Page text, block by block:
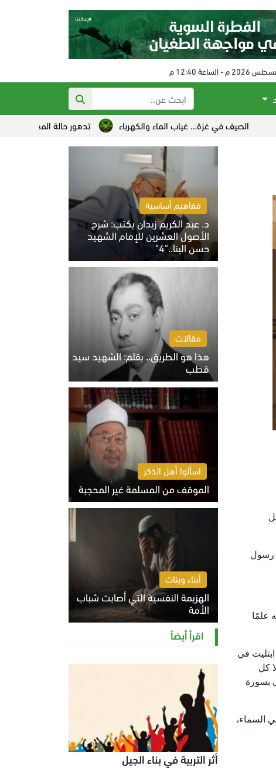
في غزة… غياب الماء والكهرباء
تدهور حالة المعتقل السياسي
رسول
علمًا
في
كل
بسورة
السماء،
مفاهيم أساسية
د. عبد الكريم زيدان يكتب: شرح
الأصول العشرين للإمام الشهيد
حسن البنا.."4"
الخميس 6 أغسطس 2026 10:27 ص
مقالات
هذا هو الطريق.. بقلم: الشهيد سيد
قطب
الخميس 6 أغسطس 2026 10:52 ص
اسألوا أهل الذكر
الموقف من المسلمة غير المحجبة
الخميس 6 أغسطس 2026 10:45 ص
أبناء وبنات
الهزيمة النفسية التي أصابت شباب
الأمة
الخميس 6 أغسطس 2026 11:12 ص
اقرأ أيضاً
أثر التربية في بناء الجيل